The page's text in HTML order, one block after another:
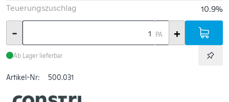
Teuerungszuschlag
10.9%
- PA +
Ab Lager lieferbar
Artikel-Nr: 500.031